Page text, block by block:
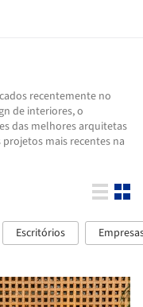
recentemente no
de interiores, o
das melhores arquitetas
mais recentes na
Escritórios